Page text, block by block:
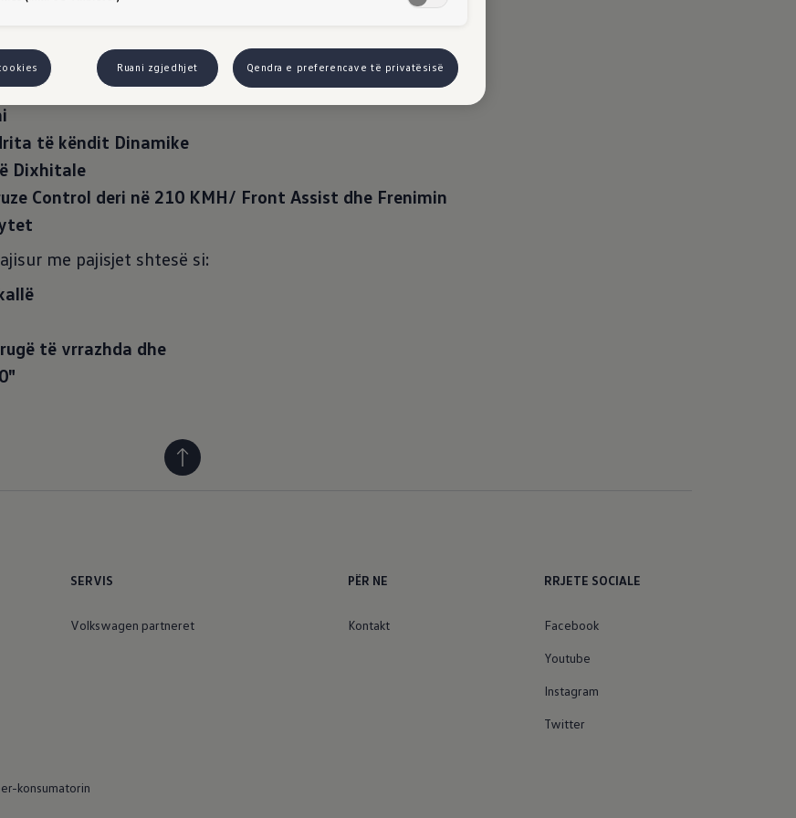
bashkangjitur është e pakos R-Line 2.0 TDI DSG me 190 KF
standarde si:
të këndit Dinamike
Dixhitale
Control deri në 210 KMH/ Front Assist dhe Frenimin
me pajisjet shtesë si:
të vrrazhda dhe
SERVIS
Volkswagen partneret
PËR NE
Kontakt
RRJETE SOCIALE
Facebook
Youtube
Instagram
Twitter
konsumatorin
Ruani zgjedhjet Qendra e preferencave të privatësisë